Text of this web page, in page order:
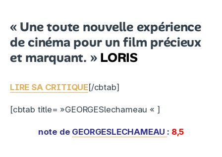
« Une toute nouvelle expérience
de cinéma pour un film précieux
et marquant. » LORIS
LIRE SA CRITIQUE[/cbtab]
[cbtab title= »GEORGESlechameau « ]
note de GEORGESLECHAMEAU : 8,5